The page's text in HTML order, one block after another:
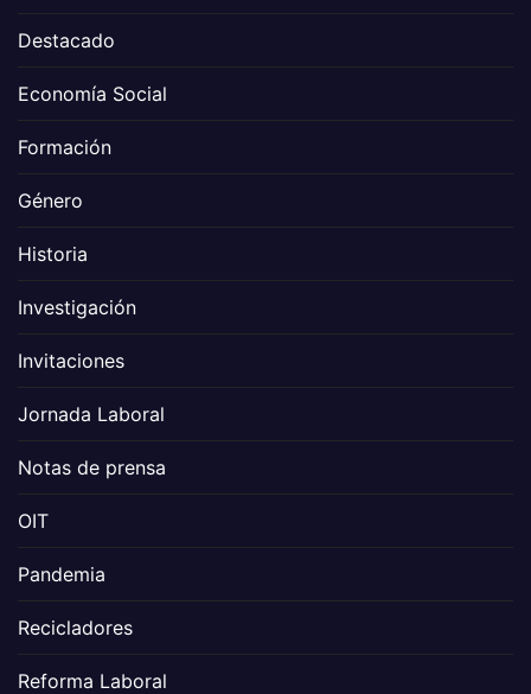
Destacado
Economía Social
Formación
Género
Historia
Investigación
Invitaciones
Jornada Laboral
Notas de prensa
OIT
Pandemia
Recicladores
Reforma Laboral